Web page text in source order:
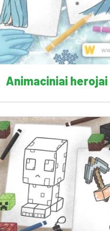
Animaciniai herojai